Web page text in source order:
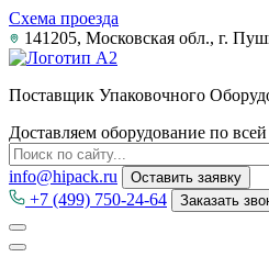
Схема проезда
141205, Московская обл., г.
Поставщик Упаковочного
Доставляем оборудование по
info@hipack.ru Оставить заявку
+7 (499) 750-24-64 Заказать